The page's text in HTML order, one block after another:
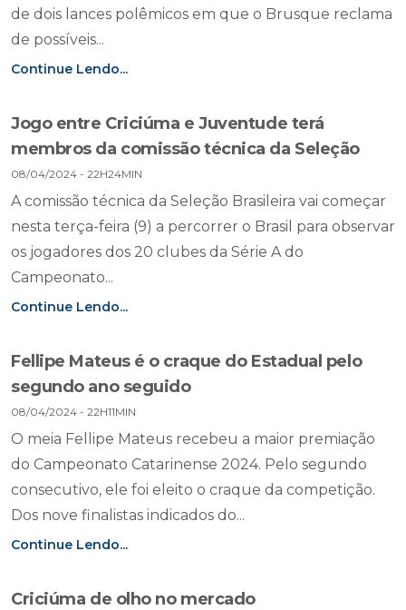
de dois lances polêmicos em que o Brusque reclama
de possíveis...
Continue Lendo...
Jogo entre Criciúma e Juventude terá
membros da comissão técnica da Seleção
08/04/2024 - 22H24MIN
A comissão técnica da Seleção Brasileira vai começar
nesta terça-feira (9) a percorrer o Brasil para observar
os jogadores dos 20 clubes da Série A do
Campeonato...
Continue Lendo...
Fellipe Mateus é o craque do Estadual pelo
segundo ano seguido
08/04/2024 - 22H11MIN
O meia Fellipe Mateus recebeu a maior premiação
do Campeonato Catarinense 2024. Pelo segundo
consecutivo, ele foi eleito o craque da competição.
Dos nove finalistas indicados do...
Continue Lendo...
Criciúma de olho no mercado